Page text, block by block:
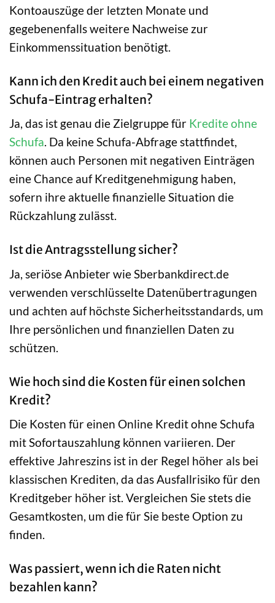
Kontoauszüge der letzten Monate und
gegebenenfalls weitere Nachweise zur
Einkommenssituation benötigt.
Kann ich den Kredit auch bei einem negativen
Schufa-Eintrag erhalten?
Ja, das ist genau die Zielgruppe für Kredite ohne
Schufa. Da keine Schufa-Abfrage stattfindet,
können auch Personen mit negativen Einträgen
eine Chance auf Kreditgenehmigung haben,
sofern ihre aktuelle finanzielle Situation die
Rückzahlung zulässt.
Ist die Antragsstellung sicher?
Ja, seriöse Anbieter wie Sberbankdirect.de
verwenden verschlüsselte Datenübertragungen
und achten auf höchste Sicherheitsstandards, um
Ihre persönlichen und finanziellen Daten zu
schützen.
Wie hoch sind die Kosten für einen solchen
Kredit?
Die Kosten für einen Online Kredit ohne Schufa
mit Sofortauszahlung können variieren. Der
effektive Jahreszins ist in der Regel höher als bei
klassischen Krediten, da das Ausfallrisiko für den
Kreditgeber höher ist. Vergleichen Sie stets die
Gesamtkosten, um die für Sie beste Option zu
finden.
Was passiert, wenn ich die Raten nicht
bezahlen kann?